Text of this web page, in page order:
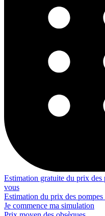
Estimation gratuite du prix des
vous
Estimation du prix des pompes
Je commence ma simulation